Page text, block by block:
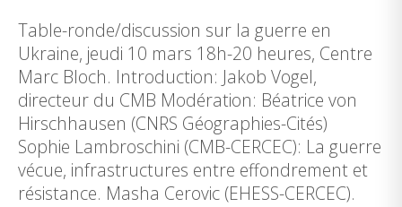
Table-ronde/discussion sur la guerre en
Ukraine, jeudi 10 mars 18h-20 heures, Centre
Marc Bloch. Introduction: Jakob Vogel,
directeur du CMB Modération: Béatrice von
Hirschhausen (CNRS Géographies-Cités)
Sophie Lambroschini (CMB-CERCEC): La guerre
vécue, infrastructures entre effondrement et
résistance. Masha Cerovic (EHESS-CERCEC).